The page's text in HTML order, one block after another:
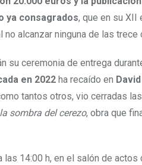
ya consagrados, que en su XII
alcanzar ninguna de las
ceremonia de entrega
en 2022 ha recaído en David
tantos otros, vio cerradas
sombra del cerezo, obra que
14:00 h, en el salón de